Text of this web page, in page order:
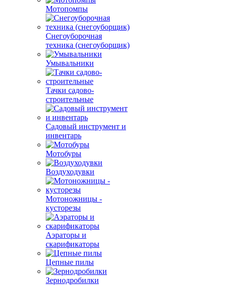
Мотопомпы
Снегоуборочная
техника (снегоуборщик)
Умывальники
Тачки садово-
строительные
Садовый инструмент и
инвентарь
Мотобуры
Воздуходувки
Мотоножницы -
кусторезы
Аэраторы и
скарификаторы
Цепные пилы
Зернодробилки